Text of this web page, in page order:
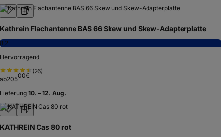
Kathrein Flachantenne BAS 66 Skew und Skew-Adapterplatte
8,2
Hervorragend
(26)
ab20500€
Lieferung 10. – 12. Aug.
KATHREIN Cas 80 rot